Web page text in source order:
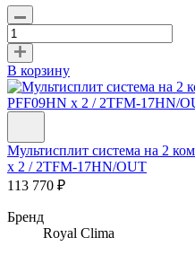
В корзину
Мультисплит система на 2
x 2 / 2TFM-17HN/OUT
113 770 ₽
Бренд
Royal Clima